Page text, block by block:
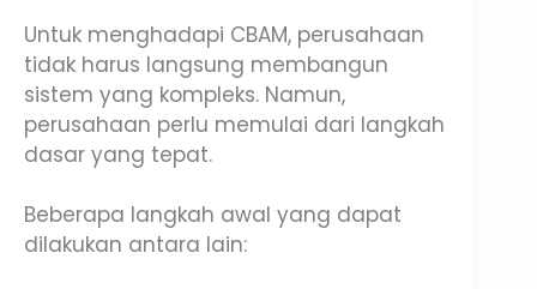
Untuk menghadapi CBAM, perusahaan
tidak harus langsung membangun
sistem yang kompleks. Namun,
perusahaan perlu memulai dari langkah
dasar yang tepat.
Beberapa langkah awal yang dapat
dilakukan antara lain: